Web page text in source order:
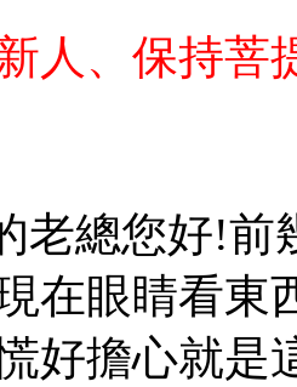
人、保持菩
老總您好!
在眼睛看東
好擔心就是